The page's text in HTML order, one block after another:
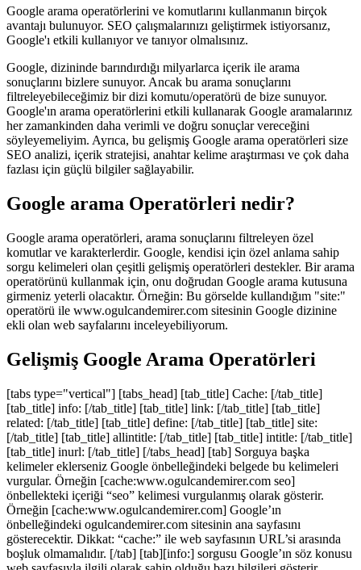
Google arama operatörlerini ve komutlarını kullanmanın birçok
avantajı bulunuyor. SEO çalışmalarınızı geliştirmek istiyorsanız,
Google'ı etkili kullanıyor ve tanıyor olmalısınız.
Google, dizininde barındırdığı milyarlarca içerik ile arama
sonuçlarını bizlere sunuyor. Ancak bu arama sonuçlarını
filtreleyebileceğimiz bir dizi komutu/operatörü de bize sunuyor.
Google'ın arama operatörlerini etkili kullanarak Google aramalarınız
her zamankinden daha verimli ve doğru sonuçlar vereceğini
söyleyemeliyim. Ayrıca, bu gelişmiş Google arama operatörleri size
SEO analizi, içerik stratejisi, anahtar kelime araştırması ve çok daha
fazlası için güçlü bilgiler sağlayabilir.
Google arama Operatörleri nedir?
Google arama operatörleri, arama sonuçlarını filtreleyen özel
komutlar ve karakterlerdir. Google, kendisi için özel anlama sahip
sorgu kelimeleri olan çeşitli gelişmiş operatörleri destekler. Bir arama
operatörünü kullanmak için, onu doğrudan Google arama kutusuna
girmeniz yeterli olacaktır. Örneğin: Bu görselde kullandığım "site:"
operatörü ile www.ogulcandemirer.com sitesinin Google dizinine
ekli olan web sayfalarını inceleyebiliyorum.
Gelişmiş Google Arama Operatörleri
[tabs type="vertical"] [tabs_head] [tab_title] Cache: [/tab_title]
[tab_title] info: [/tab_title] [tab_title] link: [/tab_title] [tab_title]
related: [/tab_title] [tab_title] define: [/tab_title] [tab_title] site:
[/tab_title] [tab_title] allintitle: [/tab_title] [tab_title] intitle: [/tab_title]
[tab_title] inurl: [/tab_title] [/tabs_head] [tab] Sorguya başka
kelimeler eklerseniz Google önbelleğindeki belgede bu kelimeleri
vurgular. Örneğin [cache:www.ogulcandemirer.com seo]
önbellekteki içeriği “seo” kelimesi vurgulanmış olarak gösterir.
Örneğin [cache:www.ogulcandemirer.com] Google’ın
önbelleğindeki ogulcandemirer.com sitesinin ana sayfasını
gösterecektir. Dikkat: “cache:” ile web sayfasının URL’si arasında
boşluk olmamalıdır. [/tab] [tab][info:] sorgusu Google’ın söz konusu